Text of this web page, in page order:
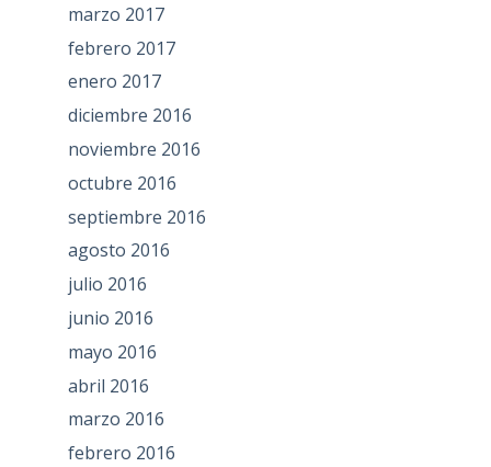
marzo 2017
febrero 2017
enero 2017
diciembre 2016
noviembre 2016
octubre 2016
septiembre 2016
agosto 2016
julio 2016
junio 2016
mayo 2016
abril 2016
marzo 2016
febrero 2016